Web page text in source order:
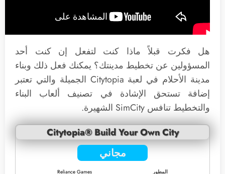
هل فكرت قبلاً ماذا كنت لتفعل إن كنت أحد
المسؤولين عن تخطيط مدينتك؟ يمكنك فعل ذلك وبناء
مدينة الأحلام في لعبة Citytopia الجميلة والتي تعتبر
إضافة تستحق الإشادة في تصنيف ألعاب البناء
والتخطيط تنافس SimCity الشهيرة.
Citytopia® Build Your Own City
مجاني
المطور Reliance Games